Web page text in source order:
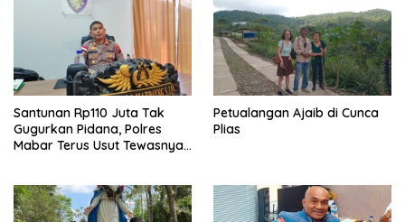
Santunan Rp110 Juta Tak
Gugurkan Pidana, Polres
Mabar Terus Usut Tewasnya
Petualangan Ajaib di Cunca
Plias